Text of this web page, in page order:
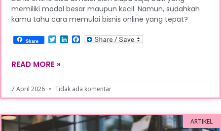
memiliki modal besar maupun kecil. Namun, sudahkah
kamu tahu cara memulai bisnis online yang tepat?
Share TwitterLinkedIn
Facebook
READ MORE »
7 April 2026 Tidak ada komentar
ARTIKEL